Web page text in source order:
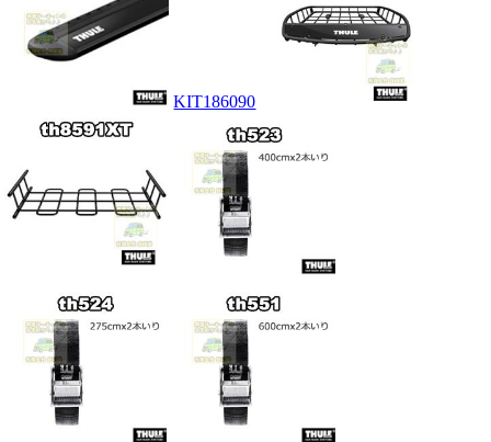
KIT186090